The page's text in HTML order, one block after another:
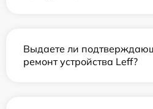
Выдаете ли
ремонт устройства Leff?